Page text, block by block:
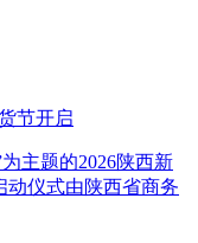
节开启
主题的2026陕西新
动仪式由陕西省商务